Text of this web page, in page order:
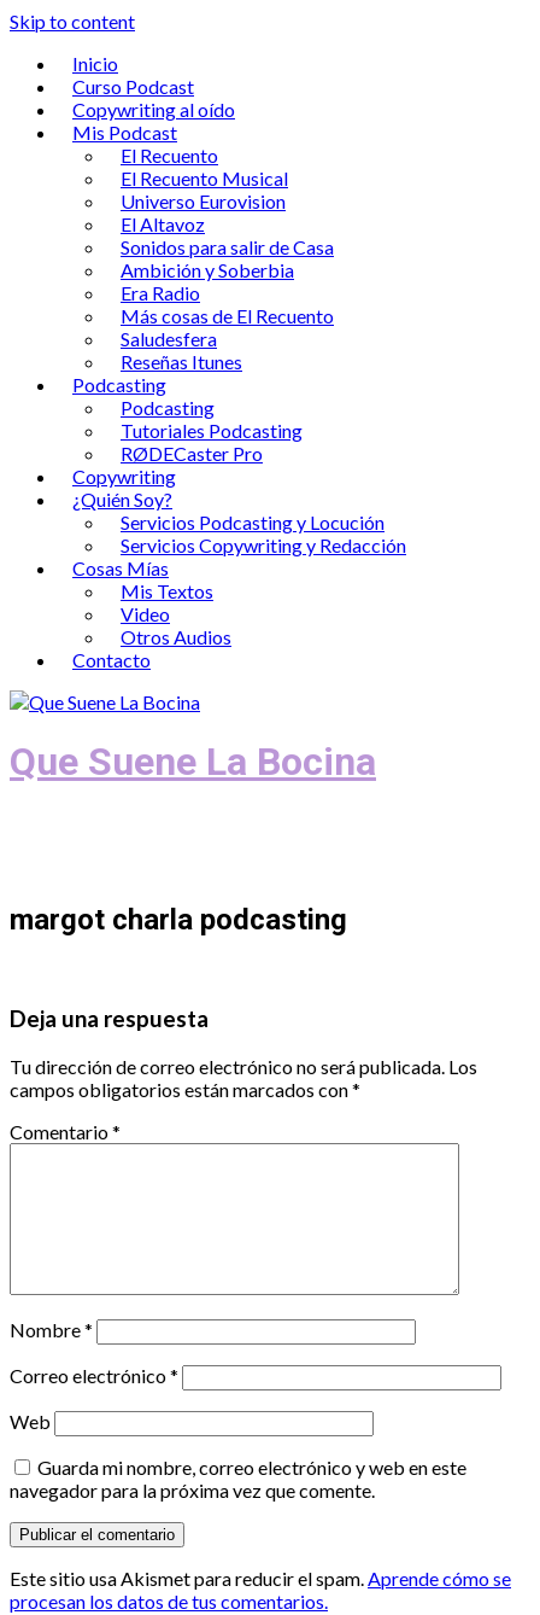
Skip to content
Inicio
Curso Podcast
Copywriting al oído
Mis Podcast
El Recuento
El Recuento Musical
Universo Eurovision
El Altavoz
Sonidos para salir de Casa
Ambición y Soberbia
Era Radio
Más cosas de El Recuento
Saludesfera
Reseñas Itunes
Podcasting
Podcasting
Tutoriales Podcasting
RØDECaster Pro
Copywriting
¿Quién Soy?
Servicios Podcasting y Locución
Servicios Copywriting y Redacción
Cosas Mías
Mis Textos
Video
Otros Audios
Contacto
Que Suene La Bocina
margot charla podcasting
Deja una respuesta
Tu dirección de correo electrónico no será publicada. Los
campos obligatorios están marcados con*
Comentario*
Nombre*
Correo electrónico*
Web
Guarda mi nombre, correo electrónico y web en este
navegador para la próxima vez que comente.
Este sitio usa Akismet para reducir el spam.Aprende cómo se
procesan los datos de tus comentarios.